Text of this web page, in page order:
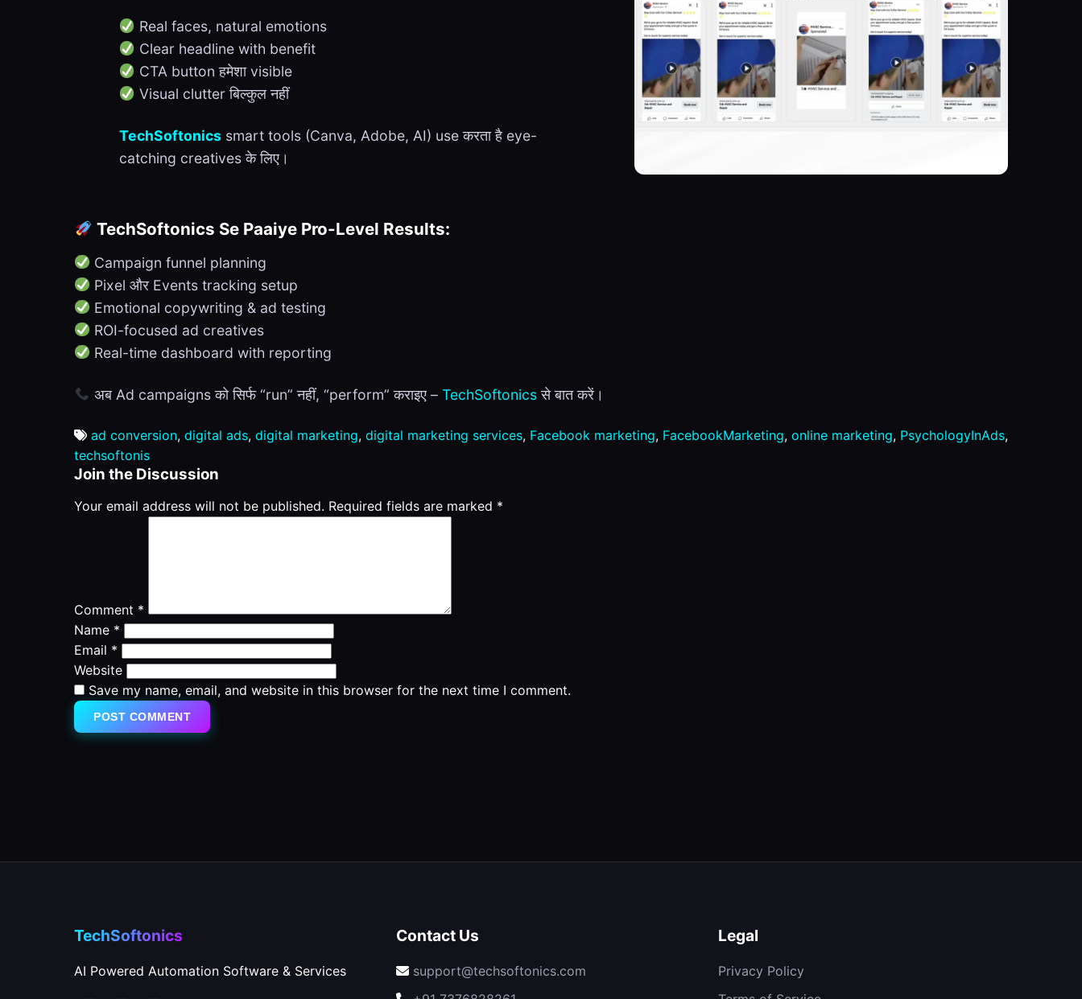
Real faces, natural emotions
Clear headline with benefit
CTA button हमेशा visible
Visual clutter बिल्कुल नहीं
TechSoftonics smart tools (Canva, Adobe, AI) use करता है eye-
catching creatives के लिए।
TechSoftonics Se Paaiye Pro-Level Results:
Campaign funnel planning
Pixel और Events tracking setup
Emotional copywriting & ad testing
ROI-focused ad creatives
Real-time dashboard with reporting
अब Ad campaigns को सिर्फ “run” नहीं, “perform” कराइए – TechSoftonicsसे बात करें।
ad conversion, digital ads, digital marketing, digital marketing services, Facebook marketing, FacebookMarketing, online marketing, PsychologyInAds,
techsoftonis
Join the Discussion
Your email address will not be published. Required fields are marked *
Comment *
Name *
Email *
Website
Save my name, email, and website in this browser for the next time I comment.
TechSoftonics
AI Powered Automation Software & Services
Contact Us
support@techsoftonics.com
Legal
Privacy Policy